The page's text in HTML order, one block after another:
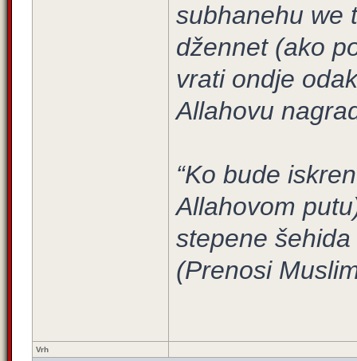
subhanehu we
džennet (ako
vrati ondje
Allahovu
“Ko bude
Allahovom
stepene
(Prenosi
Vrh